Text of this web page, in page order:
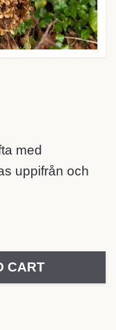
med
uppifrån och
CART